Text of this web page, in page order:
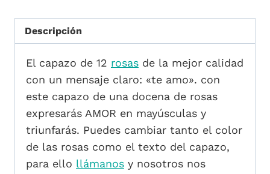
Descripción
El capazo de 12 rosas de la mejor calidad
con un mensaje claro: «te amo». con
este capazo de una docena de rosas
expresarás AMOR en mayúsculas y
triunfarás. Puedes cambiar tanto el color
de las rosas como el texto del capazo,
para ello llámanos y nosotros nos